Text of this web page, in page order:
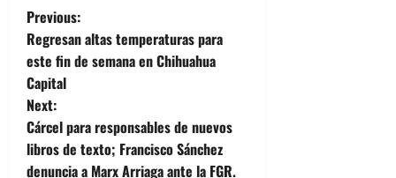
P
o
s
t
Previous:
Regresan altas temperaturas para
este fin de semana en Chihuahua
Capital
Next:
Cárcel para responsables de nuevos
libros de texto; Francisco Sánchez
denuncia a Marx Arriaga ante la FGR.